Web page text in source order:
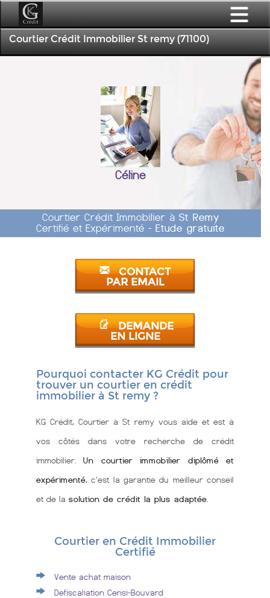
Courtier Crédit Immobilier St remy (71100)
Céline
Courtier Crédit Immobilier à St Remy
Certifié et Expérimenté - Etude gratuite
CONTACT
PAR EMAIL
DEMANDE
EN LIGNE
Pourquoi contacter KG Crédit pour
trouver un courtier en crédit
immobilier à St remy ?
KG Crédit, Courtier à St remy vous aide et est à
vos côtés dans votre recherche de crédit
immobilier.Un courtier immobilier diplômé et
expérimenté, c'est la garantie du meilleur conseil
et de la solution de crédit la plus adaptée
Courtier en Crédit Immobilier
Certifié
Vente achat maison
Defiscaliation Censi-Bouvard